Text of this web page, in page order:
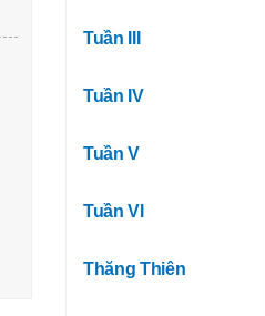
Tuần III
Tuần IV
Tuần V
Tuần VI
Thăng Thiên